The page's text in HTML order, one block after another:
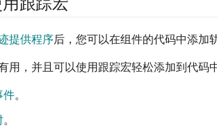
提供程序后，您可以在组件的代码中添加
用，并且可以使用跟踪宏轻松添加到代码
件。
。